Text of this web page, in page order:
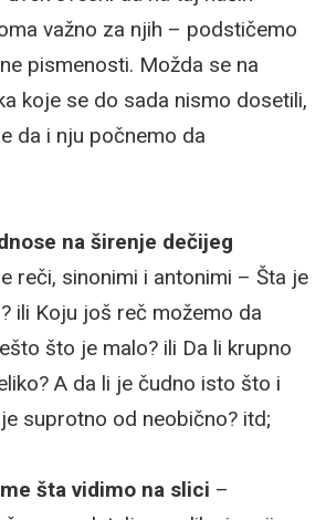
važno za njih – podstičemo
pismenosti. Možda se na
koje se do sada nismo dosetili,
da i nju počnemo da
na širenje dečijeg
reči, sinonimi i antonimi – Šta je
ili Koju još reč možemo da
što je malo? ili Da li krupno
A da li je čudno isto što i
suprotno od neobično? itd;
šta vidimo na slici –